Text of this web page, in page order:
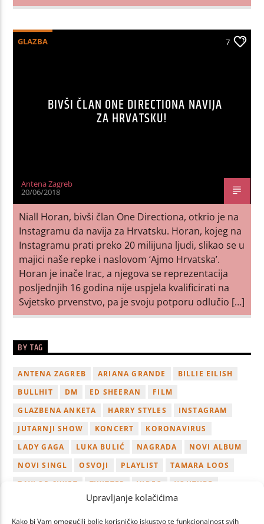
Upravljanje kolačićima
Kako bi Vam omogućili bolje korisničko iskustvo te funkcionalnost svih
GLAZBA 7
BIVŠI ČLAN ONE DIRECTIONA NAVIJA
ZA HRVATSKU!
Antena Zagreb
20/06/2018
Niall Horan, bivši član One Directiona, otkrio je na
Instagramu da navija za Hrvatsku. Horan, kojeg na
Instagramu prati preko 20 milijuna ljudi, slikao se u
majici naše repke i naslovom ‘Ajmo Hrvatska’.
Horan je inače Irac, a njegova se reprezentacija
posljednjih 16 godina nije uspjela kvalificirati na
Svjetsko prvenstvo, pa je svoju potporu odlučio […]
BY TAG
ANTENA ZAGREB ARIANA GRANDE
BILLIE EILISH
BULLHIT
DM ED SHEERAN
FILM
GLAZBENA ANKETA
HARRY STYLES
INSTAGRAM
JUTARNJI SHOW
KONCERT
KORONAVIRUS
LADY GAGA
LUKA BULIĆ NAGRADA
NOVI ALBUM
NOVI SINGL
OSVOJI PLAYLIST
TAMARA LOOS
TAYLOR SWIFT
TWITTER VIDEO
YOUTUBE